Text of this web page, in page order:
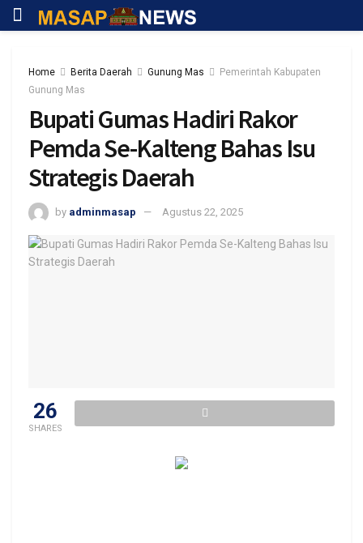
Home Berita Daerah Gunung Mas
Pemerintah Kabupaten
Gunung Mas
Bupati Gumas Hadiri Rakor
Pemda Se-Kalteng Bahas Isu
Strategis Daerah
by adminmasap Agustus 22, 2025
26
SHARES